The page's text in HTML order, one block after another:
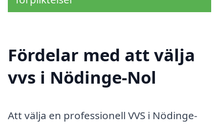
Fördelar med att välja
vvs i Nödinge-Nol
Att välja en professionell VVS i Nödinge-